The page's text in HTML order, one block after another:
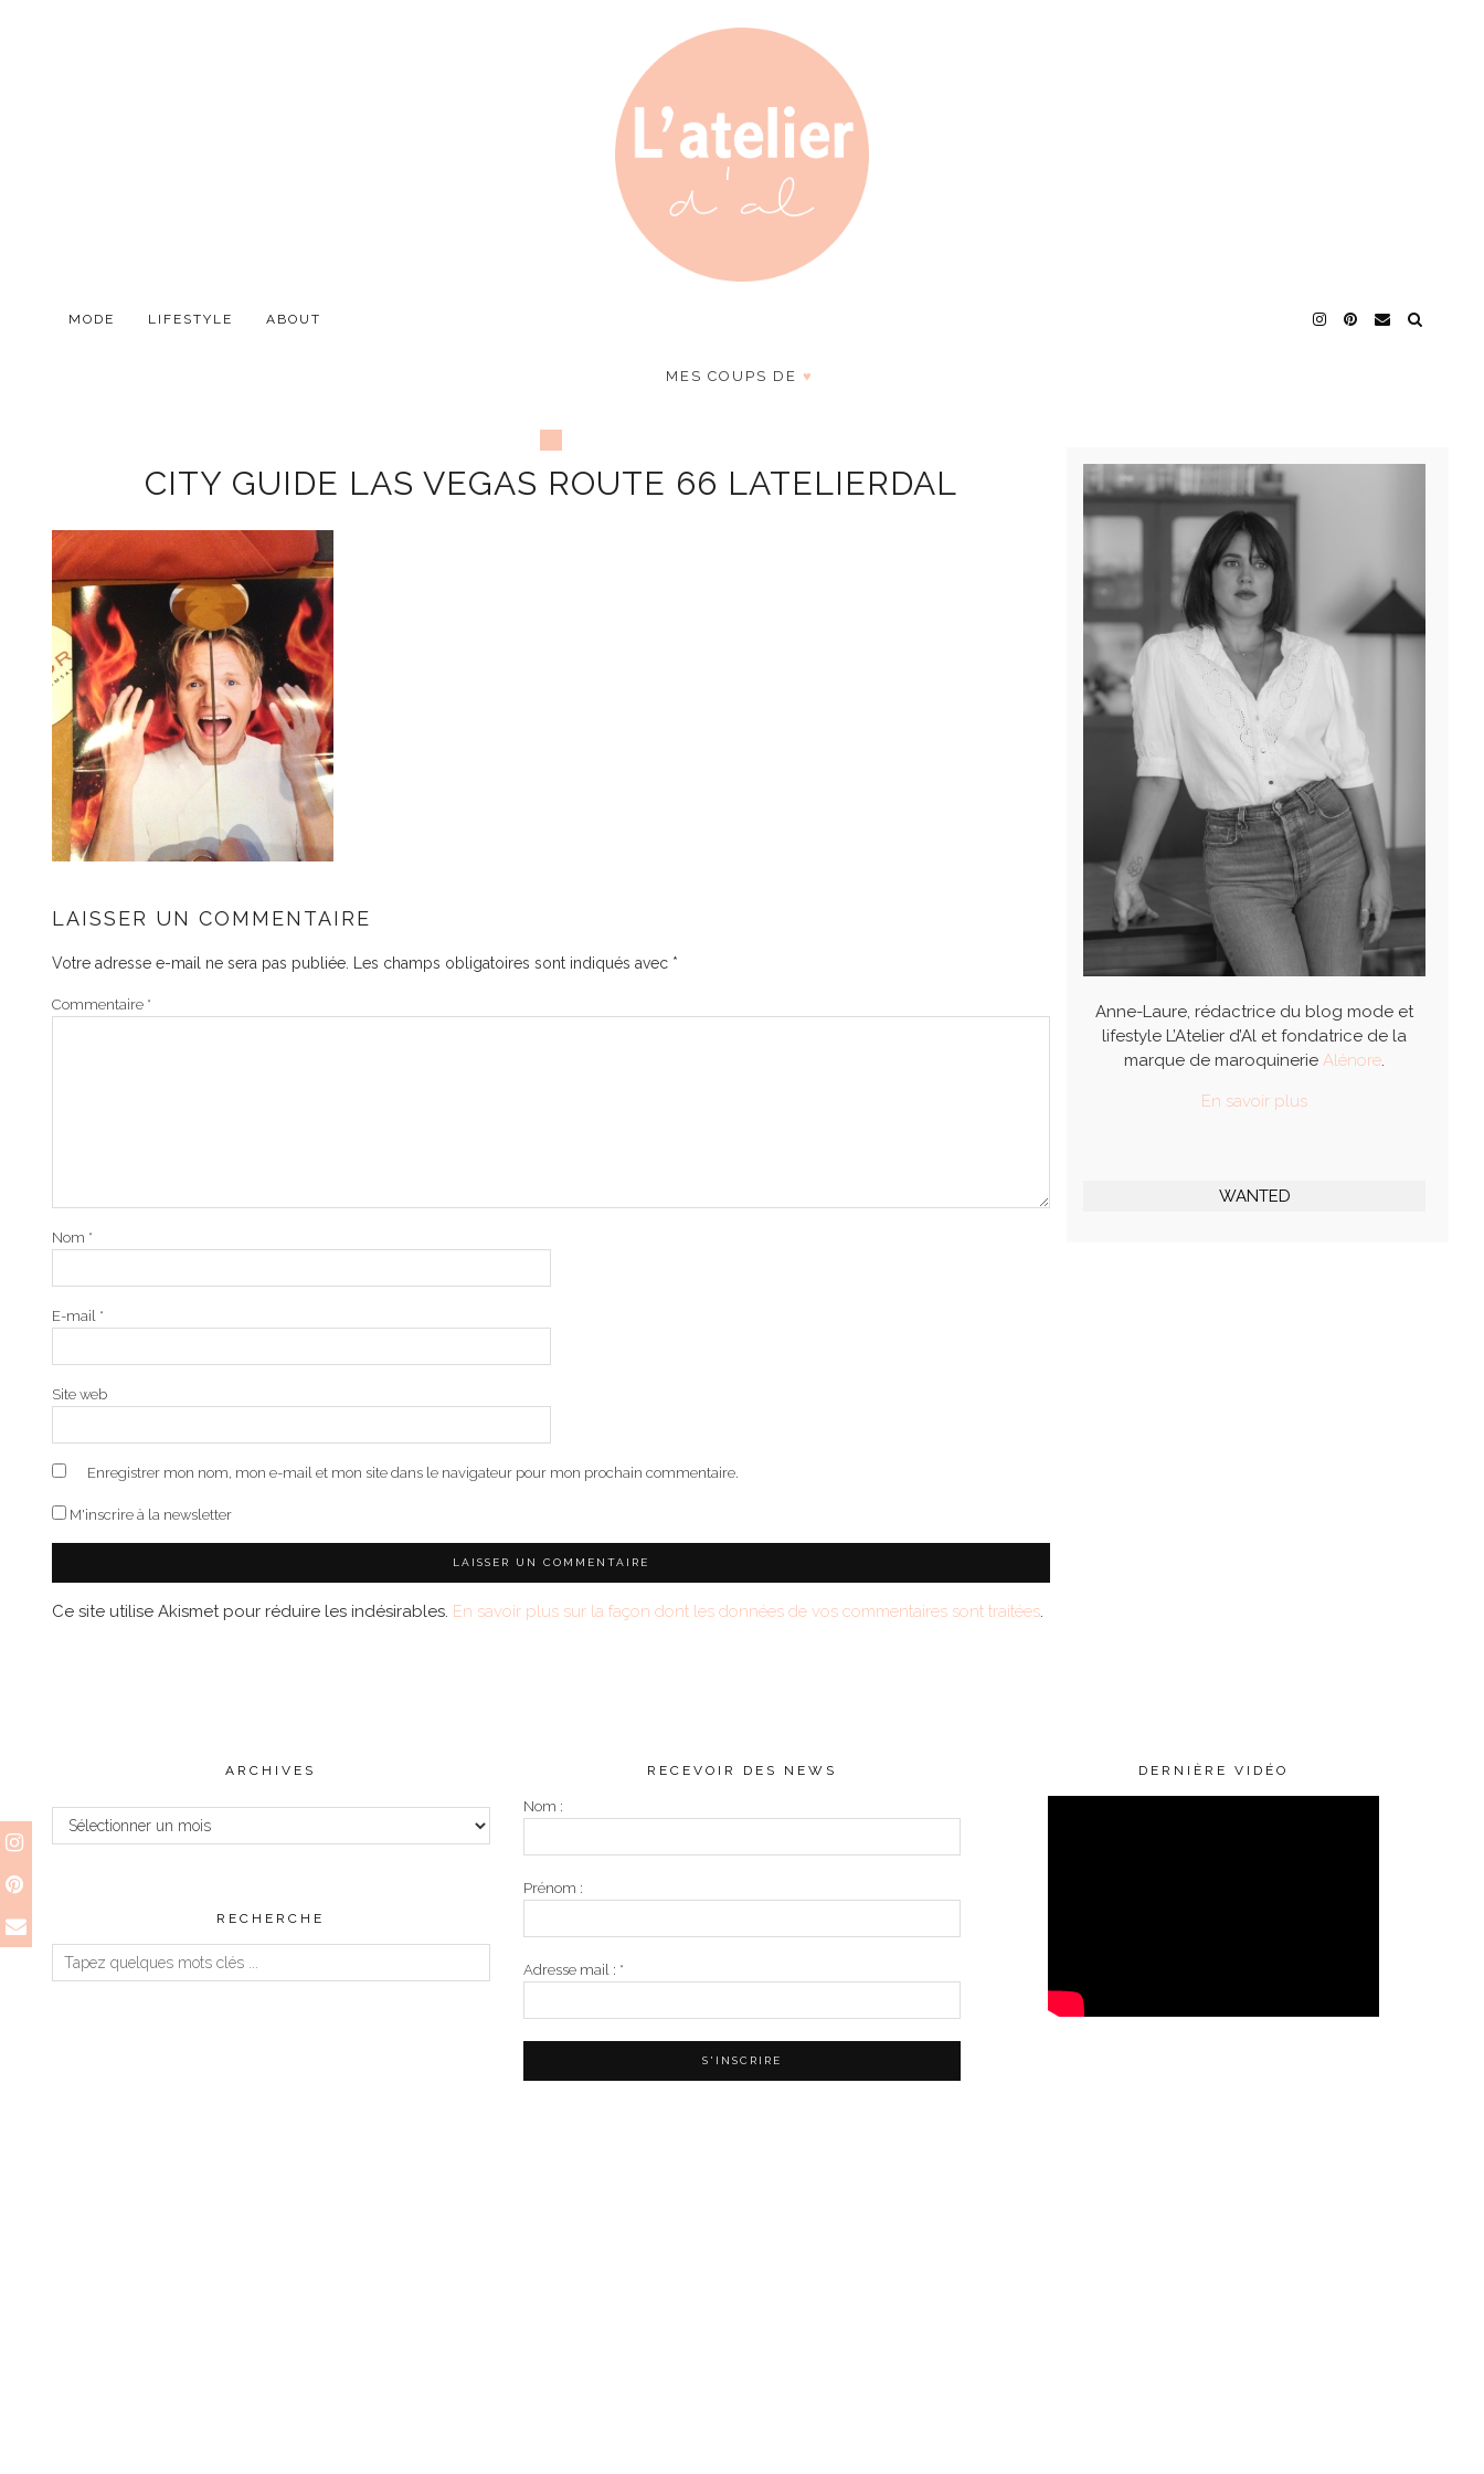
MODE LIFESTYLE ABOUT
MES COUPS DE ♥
CITY GUIDE LAS VEGAS ROUTE 66 LATELIERDAL
LAISSER UN COMMENTAIRE
Votre adresse e-mail ne sera pas publiée. Les champs obligatoires sont indiqués avec *
Commentaire *
Nom *
E-mail *
Site web
Enregistrer mon nom, mon e-mail et mon site dans le navigateur pour mon prochain commentaire.
M'inscrire à la newsletter
Ce site utilise Akismet pour réduire les indésirables. En savoir plus sur la façon dont les données de vos commentaires sont traitées.
Anne-Laure, rédactrice du blog mode et
lifestyle L’Atelier d’Al et fondatrice de la
marque de maroquinerieAlénore.
En savoir plus
WANTED
ARCHIVES
Archives
RECHERCHE
RECEVOIR DES NEWS
Nom :
Prénom :
Adresse mail : *
DERNIÈRE VIDÉO